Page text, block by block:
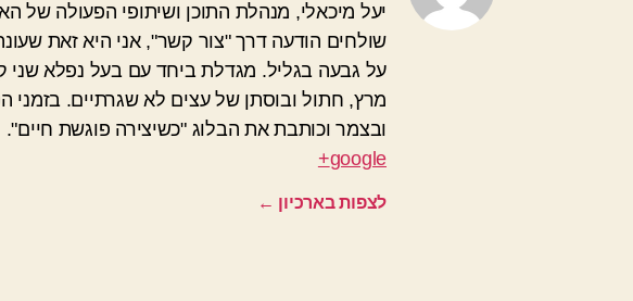
יעל מיכאלי, מנהלת התוכן ושיתופי הפעולה של
שולחים הודעה דרך "צור קשר", אני היא זאת
על גבעה בגליל. מגדלת ביחד עם בעל נפלא שני
מרץ, חתול ובוסתן של עצים לא שגרתיים. בזמני
ובצמר וכותבת את הבלוג "כשיצירה פוגשת חיים".
google+
לצפות בארכיון ←